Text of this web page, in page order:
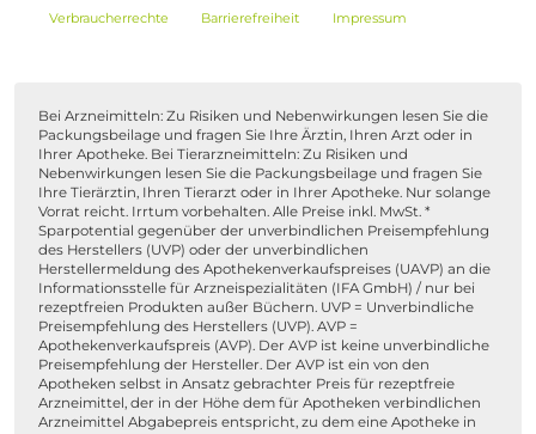
Verbraucherrechte
Barrierefreiheit Impressum
Bei Arzneimitteln: Zu Risiken und Nebenwirkungen lesen Sie die
Packungsbeilage und fragen Sie Ihre Ärztin, Ihren Arzt oder in
Ihrer Apotheke. Bei Tierarzneimitteln: Zu Risiken und
Nebenwirkungen lesen Sie die Packungsbeilage und fragen Sie
Ihre Tierärztin, Ihren Tierarzt oder in Ihrer Apotheke. Nur solange
Vorrat reicht. Irrtum vorbehalten. Alle Preise inkl. MwSt. *
Sparpotential gegenüber der unverbindlichen Preisempfehlung
des Herstellers (UVP) oder der unverbindlichen
Herstellermeldung des Apothekenverkaufspreises (UAVP) an die
Informationsstelle für Arzneispezialitäten (IFA GmbH) / nur bei
rezeptfreien Produkten außer Büchern. UVP = Unverbindliche
Preisempfehlung des Herstellers (UVP). AVP =
Apothekenverkaufspreis (AVP). Der AVP ist keine unverbindliche
Preisempfehlung der Hersteller. Der AVP ist ein von den
Apotheken selbst in Ansatz gebrachter Preis für rezeptfreie
Arzneimittel, der in der Höhe dem für Apotheken verbindlichen
Arzneimittel Abgabepreis entspricht, zu dem eine Apotheke in